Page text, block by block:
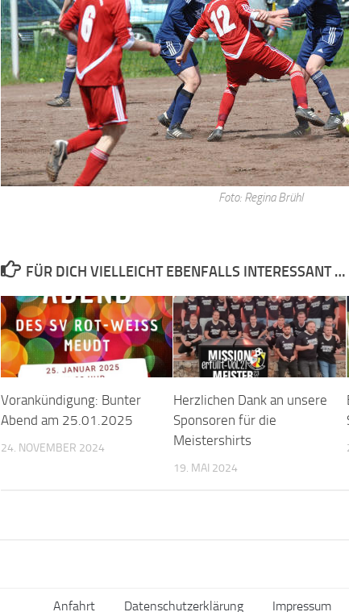
Foto: Regina Brühl
FÜR DICH VIELLEICHT EBENFALLS INTERESSANT …
Vorankündigung: Bunter
Abend am 25.01.2025
24. NOVEMBER 2024
Herzlichen Dank an unsere
Sponsoren für die
Meistershirts
19. MAI 2024
Anfahrt Datenschutzerklärung Impressum